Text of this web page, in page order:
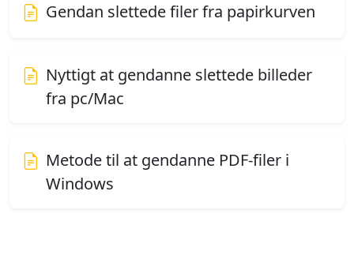
Gendan slettede filer fra papirkurven
Nyttigt at gendanne slettede billeder
fra pc/Mac
Metode til at gendanne PDF-filer i
Windows